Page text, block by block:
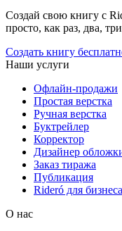
Создай свою книгу с
просто, как раз, два,
Создать книгу
Наши услуги
Офлайн-продажи
Простая верстка
Ручная верстка
Буктрейлер
Корректор
Дизайнер
Заказ тиража
Публикация
Rideró для бизнеса
О нас